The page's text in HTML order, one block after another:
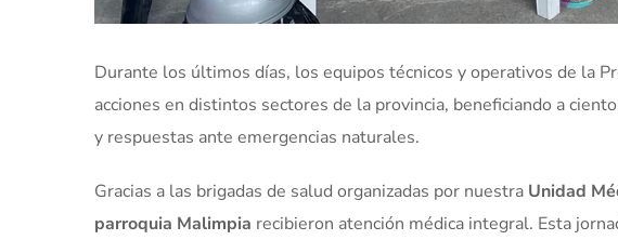
Durante los últimos días, los equipos técnicos y operativos de la
acciones en distintos sectores de la provincia, beneficiando a
y respuestas ante emergencias naturales.
Gracias a las brigadas de salud organizadas por nuestra Unidad
parroquia Malimpia recibieron atención médica integral. Esta